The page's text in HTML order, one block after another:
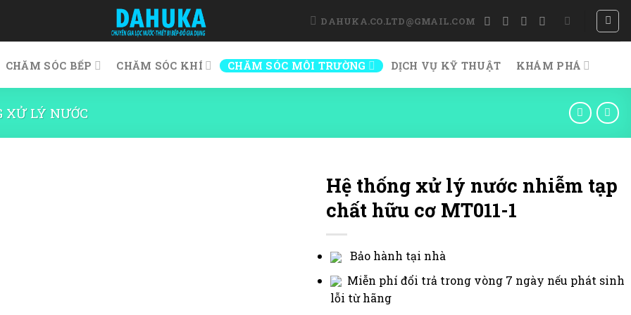
DAHUKA.CO.LTD@GMAIL.COM
CHĂM SÓC BẾP CHĂM SÓC KHÍ CHĂM SÓC MÔI TRƯỜNG DỊCH VỤ KỸ THUẬT KHÁM PHÁ
XỬ LÝ NƯỚC
Hệ thống xử lý nước nhiễm tạp
chất hữu cơ MT011-1
Bảo hành tại nhà
Miễn phí đổi trả trong vòng 7 ngày nếu phát sinh
lỗi từ hãng